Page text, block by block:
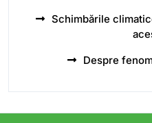
Schimbările
Despre